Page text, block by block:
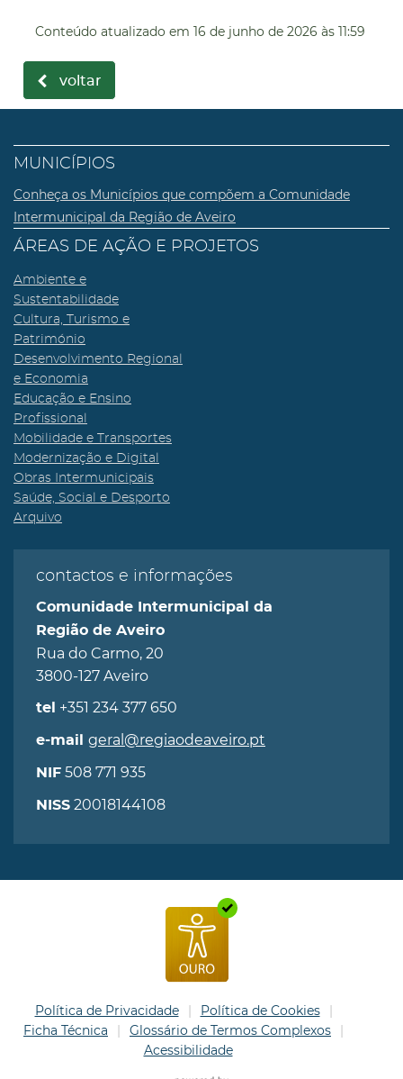
Conteúdo atualizado em 16 de junho de 2026 às 11:59
voltar
MUNICÍPIOS
Conheça os Municípios que compõem a Comunidade
Intermunicipal da Região de Aveiro
ÁREAS DE AÇÃO E PROJETOS
Ambiente e
Sustentabilidade
Cultura, Turismo e
Património
Desenvolvimento Regional
e Economia
Educação e Ensino
Profissional
Mobilidade e Transportes
Modernização e Digital
Obras Intermunicipais
Saúde, Social e Desporto
Arquivo
contactos e informações
Comunidade Intermunicipal da
Região de Aveiro
Rua do Carmo, 20
3800-127 Aveiro
tel +351 234 377 650
e-mail geral@regiaodeaveiro.pt
NIF 508 771 935
NISS 20018144108
Política de Privacidade
Política de Cookies
Ficha Técnica
Glossário de Termos Complexos
Acessibilidade